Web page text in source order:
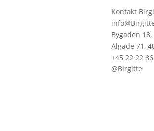
Kontakt
Bygaden 18,
Algade 71,
+45 22 22
@Birgitte